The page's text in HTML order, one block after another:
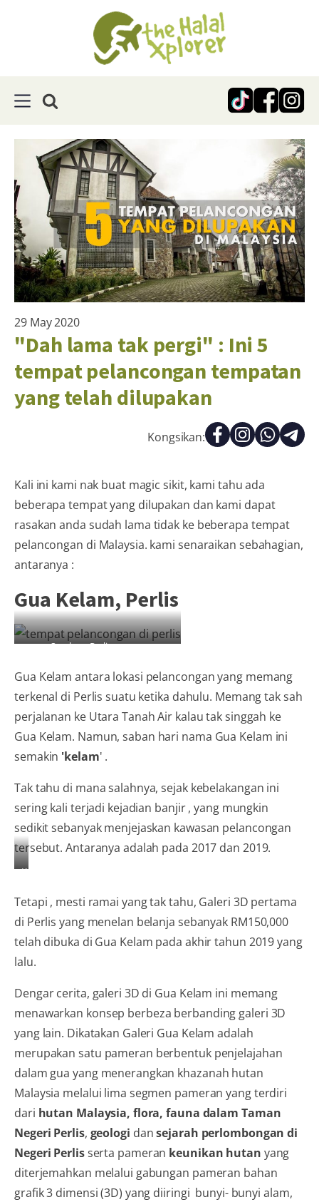
29 May 2020
"Dah lama tak pergi" : Ini 5
tempat pelancongan tempatan
yang telah dilupakan
Kongsikan:
Kali ini kami nak buat magic sikit, kami tahu ada
beberapa tempat yang dilupakan dan kami dapat
rasakan anda sudah lama tidak ke beberapa tempat
pelancongan di Malaysia. kami senaraikan sebahagian,
antaranya :
Gua Kelam, Perlis
Sumber : Perlis.gov.my
Gua Kelam antara lokasi pelancongan yang memang
terkenal di Perlis suatu ketika dahulu. Memang tak sah
perjalanan ke Utara Tanah Air kalau tak singgah ke
Gua Kelam. Namun, saban hari nama Gua Kelam ini
semakin 'kelam' .
Tak tahu di mana salahnya, sejak kebelakangan ini
sering kali terjadi kejadian banjir , yang mungkin
sedikit sebanyak menjejaskan kawasan pelancongan
tersebut. Antaranya adalah pada 2017 dan 2019.
Kejadian
di
Gua
Kelam
2017
Facebook
Perlis
aktif
Tetapi , mesti ramai yang tak tahu, Galeri 3D pertama
di Perlis yang menelan belanja sebanyak RM150,000
telah dibuka di Gua Kelam pada akhir tahun 2019 yang
lalu.
Dengar cerita, galeri 3D di Gua Kelam ini memang
menawarkan konsep berbeza berbanding galeri 3D
yang lain. Dikatakan Galeri Gua Kelam adalah
merupakan satu pameran berbentuk penjelajahan
dalam gua yang menerangkan khazanah hutan
Malaysia melalui lima segmen pameran yang terdiri
dari hutan Malaysia, flora, fauna dalam Taman
Negeri Perlis, geologi dansejarah perlombongan di
Negeri Perlisserta pameran keunikan hutan yang
diterjemahkan melalui gabungan pameran bahan
grafik 3 dimensi (3D) yang diiringi bunyi- bunyi alam,